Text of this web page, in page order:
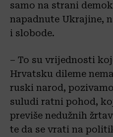
samo na strani
napadnute Ukrajine,
i slobode.
– To su vrijednosti
Hrvatsku dileme
ruski narod,
suludi ratni pohod,
previše nedužnih
te da se vrati na